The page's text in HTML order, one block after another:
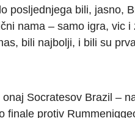
posljednjega bili, jasno,
nama – samo igra, vic i
bili najbolji, i bili su
Socratesov Brazil –
finale protiv